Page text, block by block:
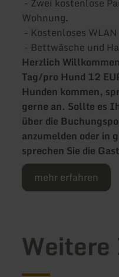
- Zwei kostenlose
Wohnung.
- Kostenloses WLAN
- Bettwäsche und
Herzlich
Tag/pro Hund 12
Hunden kommen,
gerne an. Sollte es
über die
anzumelden oder in
sprechen Sie die
mehr erfahren